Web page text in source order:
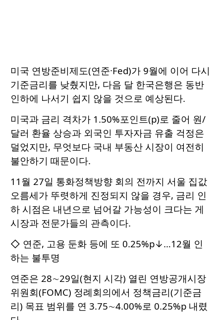
미국 연방준비제도(연준·Fed)가 9월에 이어 다시
기준금리를 낮췄지만, 다음 달 한국은행은 동반
인하에 나서기 쉽지 않을 것으로 예상된다.
미국과 금리 격차가 1.50%포인트(p)로 줄어 원/
달러 환율 상승과 외국인 투자자금 유출 걱정은
덜었지만, 무엇보다 국내 부동산 시장이 여전히
불안하기 때문이다.
11월 27일 통화정책방향 회의 전까지 서울 집값
오름세가 뚜렷하게 진정되지 않을 경우, 금리 인
하 시점은 내년으로 넘어갈 가능성이 크다는 게
시장과 전문가들의 관측이다.
◇ 연준, 고용 둔화 등에 또 0.25%p↓…12월 인
하는 불투명
연준은 28∼29일(현지 시각) 열린 연방공개시장
위원회(FOMC) 정례회의에서 정책금리(기준금
리) 목표 범위를 연 3.75∼4.00%로 0.25%p 내렸